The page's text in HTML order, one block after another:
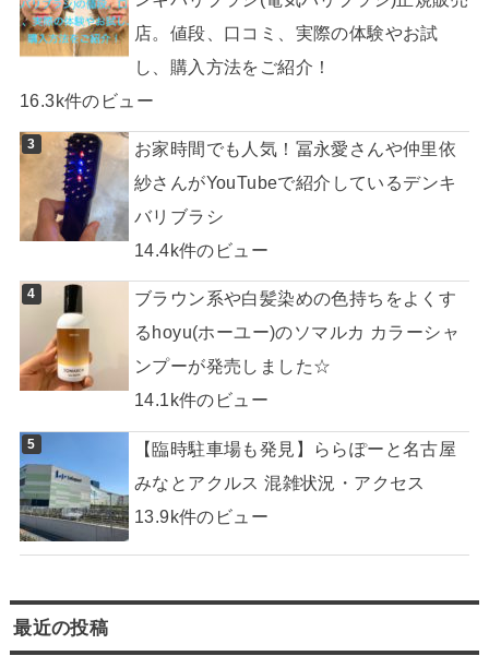
店。値段、口コミ、実際の体験やお試
し、購入方法をご紹介！
16.3k件のビュー
お家時間でも人気！冨永愛さんや仲里依
紗さんがYouTubeで紹介しているデンキ
バリブラシ
14.4k件のビュー
ブラウン系や白髪染めの色持ちをよくす
るhoyu(ホーユー)のソマルカ カラーシャ
ンプーが発売しました☆
14.1k件のビュー
【臨時駐車場も発見】ららぽーと名古屋
みなとアクルス 混雑状況・アクセス
13.9k件のビュー
最近の投稿